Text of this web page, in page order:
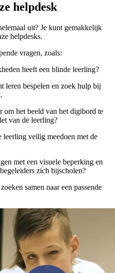
helpdesk
uit? Je kunt gemakkelijk
helpdesks.
vragen, zoals:
heeft een blinde leerling?
leren bespelen en zoek hulp bij
om het beeld van het digibord te
van de leerling?
veilig meedoen met de
met een visuele beperking en
zich bijscholen?
samen naar een passende